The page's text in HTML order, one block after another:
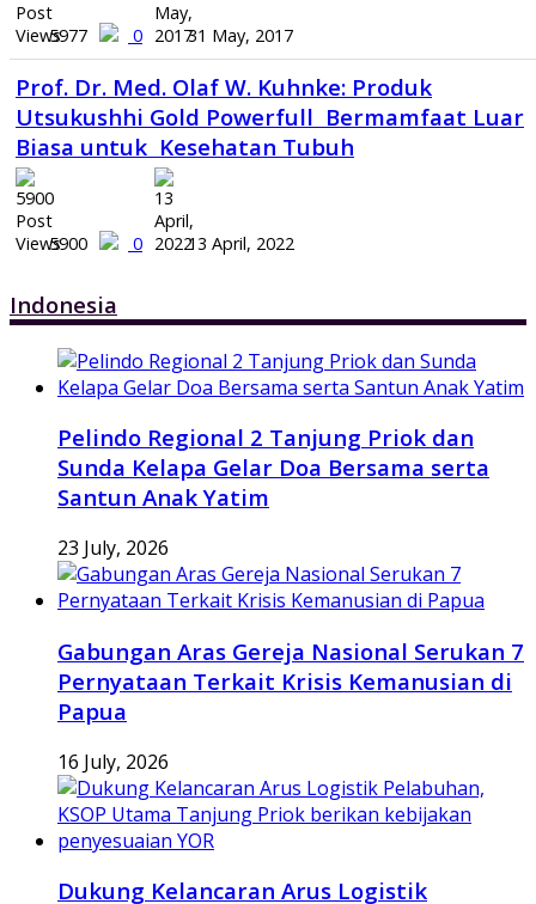
5977 0 31 May, 2017
Prof. Dr. Med. Olaf W. Kuhnke: Produk
Utsukushhi Gold Powerfull Bermamfaat Luar
Biasa untuk Kesehatan Tubuh
5900 0 13 April, 2022
Indonesia
Pelindo Regional 2 Tanjung Priok dan
Sunda Kelapa Gelar Doa Bersama serta
Santun Anak Yatim
23 July, 2026
Gabungan Aras Gereja Nasional Serukan 7
Pernyataan Terkait Krisis Kemanusian di
Papua
16 July, 2026
Dukung Kelancaran Arus Logistik